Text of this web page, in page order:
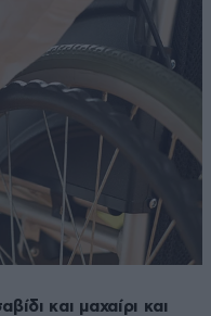
και μαχαίρι και